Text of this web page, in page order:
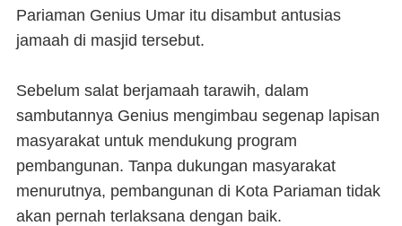
Pariaman Genius Umar itu disambut antusias
jamaah di masjid tersebut.
Sebelum salat berjamaah tarawih, dalam
sambutannya Genius mengimbau segenap lapisan
masyarakat untuk mendukung program
pembangunan. Tanpa dukungan masyarakat
menurutnya, pembangunan di Kota Pariaman tidak
akan pernah terlaksana dengan baik.